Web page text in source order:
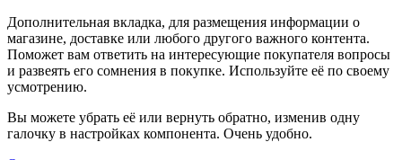
Дополнительная вкладка, для размещения информации о
магазине, доставке или любого другого важного контента.
Поможет вам ответить на интересующие покупателя вопросы
и развеять его сомнения в покупке. Используйте её по своему
усмотрению.
Вы можете убрать её или вернуть обратно, изменив одну
галочку в настройках компонента. Очень удобно.